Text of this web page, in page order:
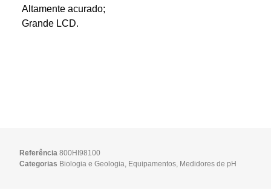
Altamente acurado;
Grande LCD.
Referência800HI98100
Categorias Biologia e Geologia, Equipamentos, Medidores de pH